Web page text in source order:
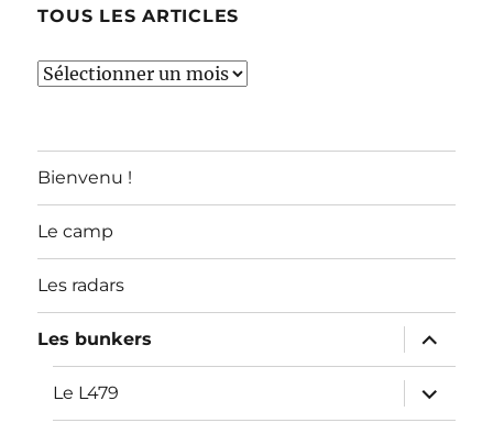
TOUS LES ARTICLES
TOUS
Bienvenu !
Le camp
Les radars
Les bunkers
ouvrir
le
sous-
menu
Le L479
ouvrir
le
sous-